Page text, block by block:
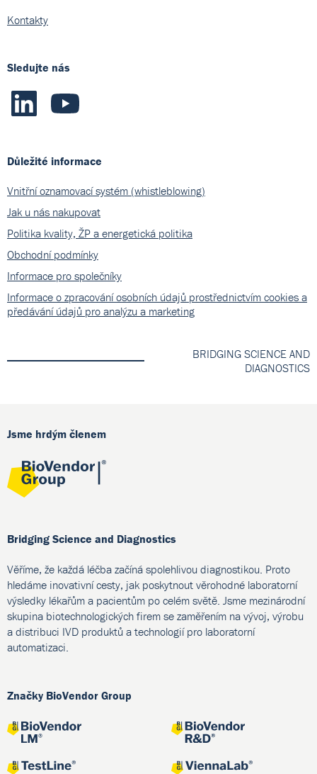
Kontakty
Sledujte nás
Důležité informace
Vnitřní oznamovací systém (whistleblowing)
Jak u nás nakupovat
Politika kvality, ŽP a energetická politika
Obchodní podmínky
Informace pro společníky
Informace o zpracování osobních údajů prostřednictvím cookies a
předávání údajů pro analýzu a marketing
BRIDGING SCIENCE AND
DIAGNOSTICS
Jsme hrdým členem
Bridging Science and Diagnostics
Věříme, že každá léčba začíná spolehlivou diagnostikou. Proto
hledáme inovativní cesty, jak poskytnout věrohodné laboratorní
výsledky lékařům a pacientům po celém světě. Jsme mezinárodní
skupina biotechnologických firem se zaměřením na vývoj, výrobu
a distribuci IVD produktů a technologií pro laboratorní
automatizaci.
Značky BioVendor Group